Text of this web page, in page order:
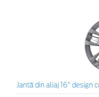
Jantă din aliaj 16" design